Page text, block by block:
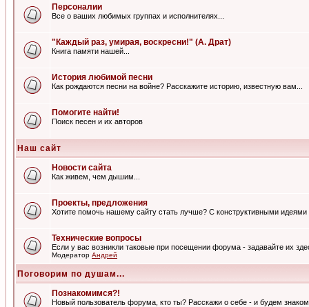
Персоналии
Все о ваших любимых группах и исполнителях...
"Каждый раз, умирая, воскресни!" (А. Драт)
Книга памяти нашей...
История любимой песни
Как рождаются песни на войне? Расскажите историю, известную вам...
Помогите найти!
Поиск песен и их авторов
Наш сайт
Новости сайта
Как живем, чем дышим...
Проекты, предложения
Хотите помочь нашему сайту стать лучше? С конструктивными
Технические вопросы
Если у вас возникли таковые при посещении форума - задавайте их
Модератор Андрей
Поговорим по душам...
Познакомимся?!
Новый пользователь форума, кто ты? Расскажи о себе - и будем